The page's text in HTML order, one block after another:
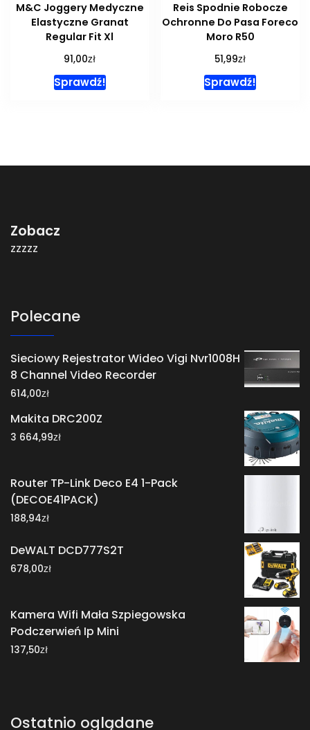
M&C Joggery Medyczne
Elastyczne Granat
Regular Fit Xl
91,00zł
Sprawdź!
Reis Spodnie Robocze
Ochronne Do Pasa Foreco
Moro R50
51,99zł
Sprawdź!
Zobacz
zzzzz
Polecane
Sieciowy Rejestrator Wideo Vigi Nvr1008H
8 Channel Video Recorder
614,00zł
Makita DRC200Z
3 664,99zł
Router TP-Link Deco E4 1-Pack
(DECOE41PACK)
188,94zł
DeWALT DCD777S2T
678,00zł
Kamera Wifi Mała Szpiegowska
Podczerwień Ip Mini
137,50zł
Ostatnio oglądane